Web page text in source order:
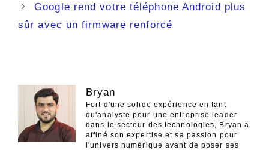
Google rend votre téléphone Android plus
sûr avec un firmware renforcé
Bryan
Fort d'une solide expérience en tant
qu'analyste pour une entreprise leader
dans le secteur des technologies, Bryan a
affiné son expertise et sa passion pour
l'univers numérique avant de poser ses